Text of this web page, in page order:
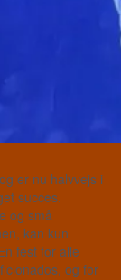
er nu halvvejs i
succes.
og små
kan kun
fest for alle
og for